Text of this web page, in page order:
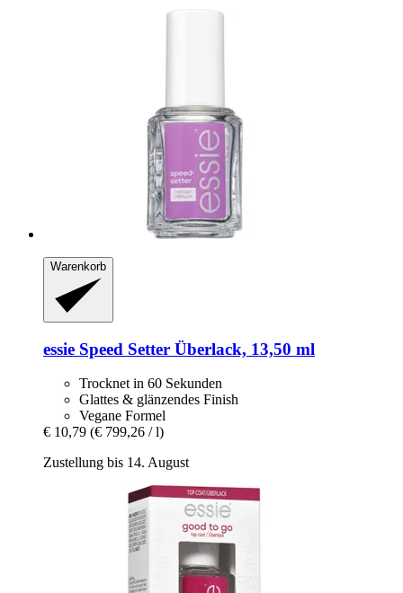
Warenkorb
essie Speed Setter Überlack, 13,50 ml
Trocknet in 60 Sekunden
Glattes & glänzendes Finish
Vegane Formel
€ 10,79 (€ 799,26 / l)
Zustellung bis 14. August